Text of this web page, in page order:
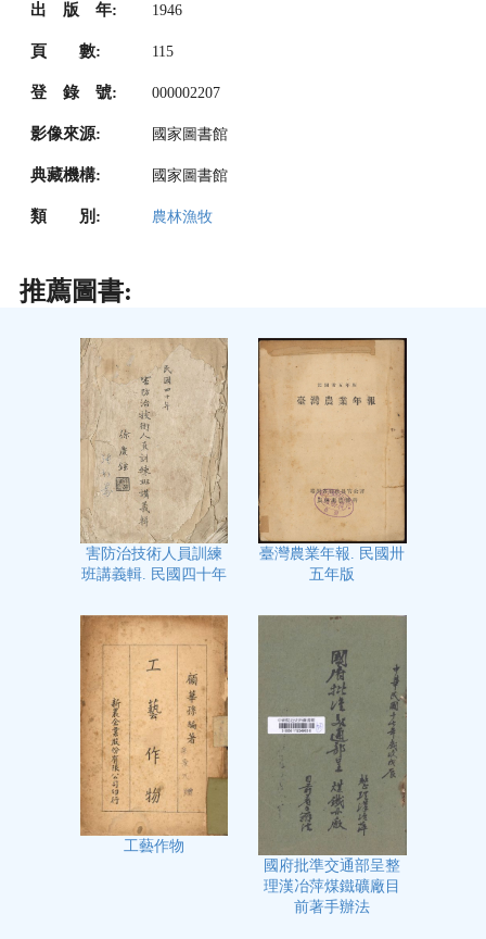
出 版 年: 1946
頁 數: 115
登 錄 號: 000002207
影像來源: 國家圖書館
典藏機構: 國家圖書館
類 別: 農林漁牧
推薦圖書:
害防治技術人員訓練
班講義輯. 民國四十年
臺灣農業年報. 民國卅
五年版
工藝作物
國府批準交通部呈整
理漢冶萍煤鐵礦廠目
前著手辦法